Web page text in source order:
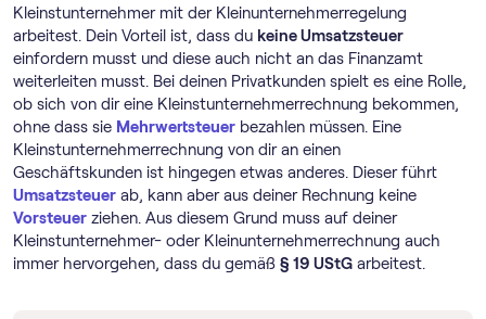
Kleinstunternehmer mit der Klein­unternehmer­regelung
arbeitest. Dein Vorteil ist, dass du keine Umsatzsteuer
einfordern musst und diese auch nicht an das Finanzamt
weiterleiten musst. Bei deinen Privatkunden spielt es eine Rolle,
ob sich von dir eine Kleinstunternehmerrechnung bekommen,
ohne dass sie Mehrwertsteuer bezahlen müssen. Eine
Kleinstunternehmerrechnung von dir an einen
Geschäftskunden ist hingegen etwas anderes. Dieser führt
Umsatzsteuer ab, kann aber aus deiner Rechnung keine
Vorsteuer ziehen. Aus diesem Grund muss auf deiner
Kleinstunternehmer- oder Kleinunternehmerrechnung auch
immer hervorgehen, dass du gemäß § 19 UStG arbeitest.